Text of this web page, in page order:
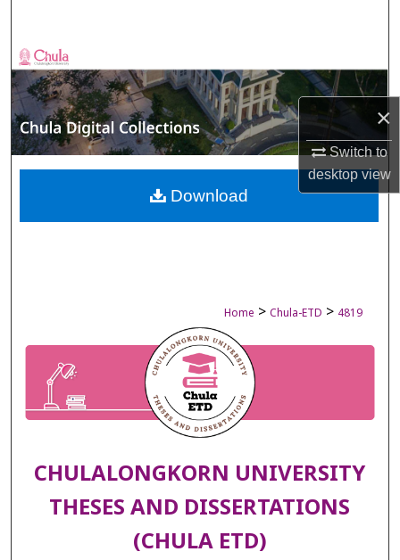
×
Switch to
desktopview
Browse Collections
My Account
About
Digital Commons Network™
Home > Chula-ETD > 4819
CHULALONGKORN UNIVERSITY
THESES AND DISSERTATIONS
(CHULA ETD)
Download